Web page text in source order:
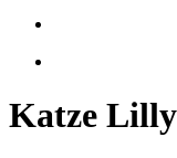
Katze